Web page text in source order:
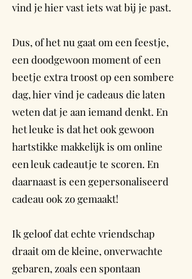
vind je hier vast iets wat bij je past.
Dus, of het nu gaat om een feestje,
een doodgewoon moment of een
beetje extra troost op een sombere
dag, hier vind je cadeaus die laten
weten dat je aan iemand denkt. En
het leuke is dat het ook gewoon
hartstikke makkelijk is om online
een leuk cadeautje te scoren. En
daarnaast is een gepersonaliseerd
cadeau ook zo gemaakt!
Ik geloof dat echte vriendschap
draait om de kleine, onverwachte
gebaren, zoals een spontaan